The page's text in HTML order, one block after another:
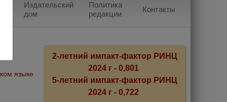
Издательский
дом
Политика
редакции
Контакты
языке
2-летний импакт-фактор РИНЦ
2024 г - 0,801
5-летний импакт-фактор РИНЦ
2024 г - 0,722